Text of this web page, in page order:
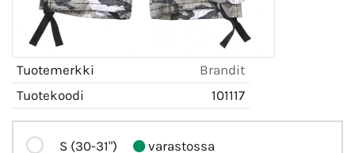
Tuotemerkki
Brandit
Tuotekoodi
101117
S (30-31") varastossa